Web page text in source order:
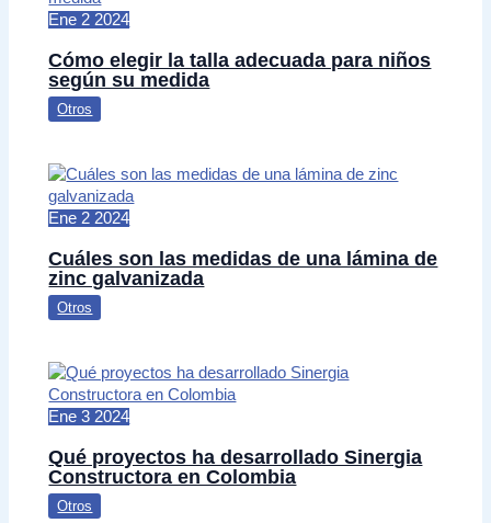
Ene 2 2024
Cómo elegir la talla adecuada para niños
según su medida
Otros
Ene 2 2024
Cuáles son las medidas de una lámina de
zinc galvanizada
Otros
Ene 3 2024
Qué proyectos ha desarrollado Sinergia
Constructora en Colombia
Otros